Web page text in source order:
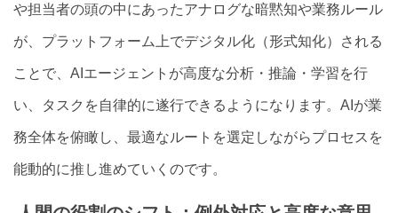
や担当者の頭の中にあったアナログな暗黙知や業務ルール
が、プラットフォーム上でデジタル化（形式知化）される
ことで、AIエージェントが高度な分析・推論・学習を行
い、タスクを自律的に遂行できるようになります。AIが業
務全体を俯瞰し、最適なルートを選定しながらプロセスを
能動的に推し進めていくのです。